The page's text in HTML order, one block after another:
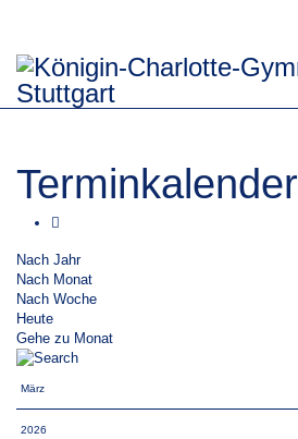
Terminkalender
Nach Jahr
Nach Monat
Nach Woche
Heute
Gehe zu Monat